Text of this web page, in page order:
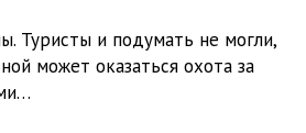
Туристы и подумать не могли,
может оказаться охота за